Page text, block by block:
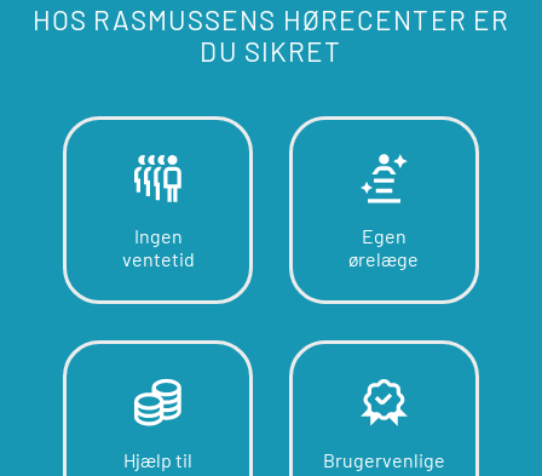
HOS RASMUSSENS HØRECENTER ER
DU SIKRET
Ingen
ventetid
Egen
ørelæge
Hjælp til
Brugervenlige